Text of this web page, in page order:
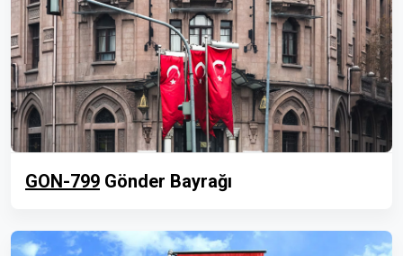
GON-799 Gönder Bayrağı